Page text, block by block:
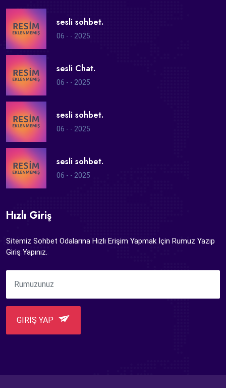
sesli sohbet.
06 - - 2025
sesli Chat.
06 - - 2025
sesli sohbet.
06 - - 2025
sesli sohbet.
06 - - 2025
Hızlı Giriş
Sitemiz Sohbet Odalarına Hızlı Erişim Yapmak İçin Rumuz Yazıp
Giriş Yapınız.
GİRİŞ YAP